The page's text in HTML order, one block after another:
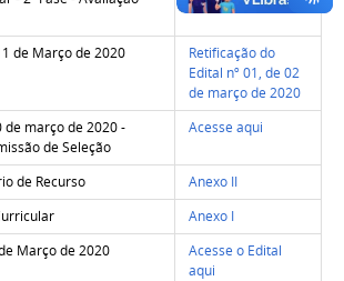
de Março de 2020
Retificação do
Edital nº 01, de 02
de março de 2020
de março de 2020 -
de Seleção
Acesse aqui
de Recurso
Anexo II
Anexo I
Março de 2020
Acesse o Edital
aqui